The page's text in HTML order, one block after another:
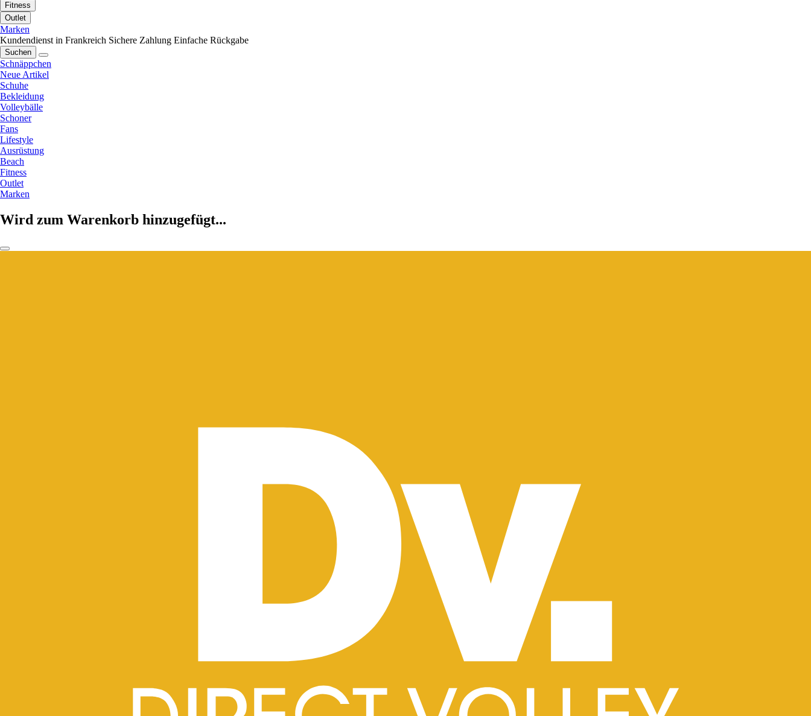
Fitness
Outlet
Marken
Kundendienst in Frankreich Sichere Zahlung Einfache Rückgabe
Suchen
Schnäppchen
Neue Artikel
Schuhe
Bekleidung
Volleybälle
Schoner
Fans
Lifestyle
Ausrüstung
Beach
Fitness
Outlet
Marken
Wird zum Warenkorb hinzugefügt...